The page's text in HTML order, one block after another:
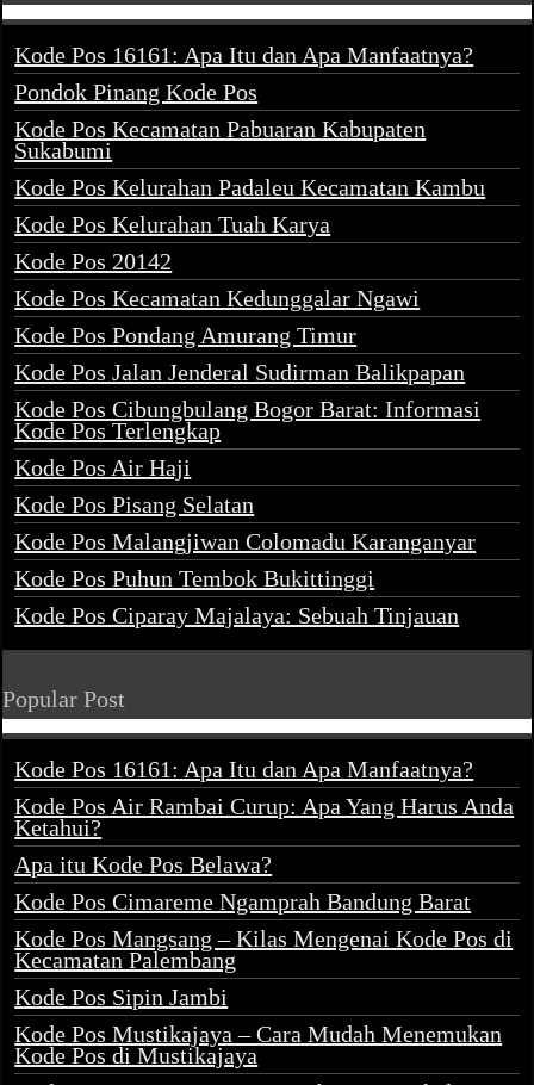
Kode Pos 16161: Apa Itu dan Apa Manfaatnya?
Pondok Pinang Kode Pos
Kode Pos Kecamatan Pabuaran Kabupaten
Sukabumi
Kode Pos Kelurahan Padaleu Kecamatan Kambu
Kode Pos Kelurahan Tuah Karya
Kode Pos 20142
Kode Pos Kecamatan Kedunggalar Ngawi
Kode Pos Pondang Amurang Timur
Kode Pos Jalan Jenderal Sudirman Balikpapan
Kode Pos Cibungbulang Bogor Barat: Informasi
Kode Pos Terlengkap
Kode Pos Air Haji
Kode Pos Pisang Selatan
Kode Pos Malangjiwan Colomadu Karanganyar
Kode Pos Puhun Tembok Bukittinggi
Kode Pos Ciparay Majalaya: Sebuah Tinjauan
Popular Post
Kode Pos 16161: Apa Itu dan Apa Manfaatnya?
Kode Pos Air Rambai Curup: Apa Yang Harus Anda
Ketahui?
Apa itu Kode Pos Belawa?
Kode Pos Cimareme Ngamprah Bandung Barat
Kode Pos Mangsang – Kilas Mengenai Kode Pos di
Kecamatan Palembang
Kode Pos Sipin Jambi
Kode Pos Mustikajaya – Cara Mudah Menemukan
Kode Pos di Mustikajaya